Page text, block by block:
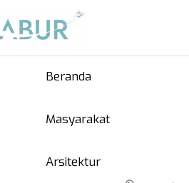
Beranda
Masyarakat
Arsitektur